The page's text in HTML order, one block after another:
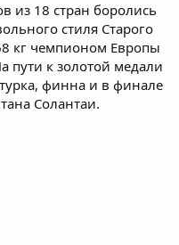
из 18 стран боролись
стиля Старого
кг чемпионом Европы
пути к золотой медали
финна и в финале
Солантаи.